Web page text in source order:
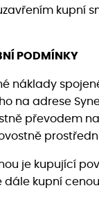
kupní
PODMÍNKY
náklady
na adrese
převodem
je kupující
dále kupní